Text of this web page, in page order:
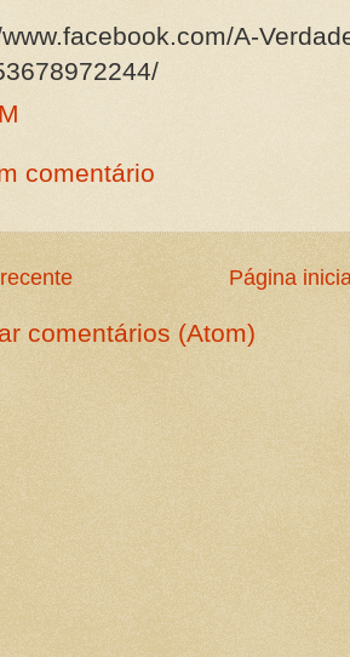
A-
comentário
Página
comentários (Atom)